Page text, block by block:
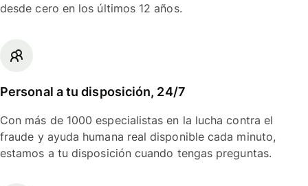
desde cero en los últimos 12 años.
Personal a tu disposición, 24/7
Con más de 1000 especialistas en la lucha contra el
fraude y ayuda humana real disponible cada minuto,
estamos a tu disposición cuando tengas preguntas.